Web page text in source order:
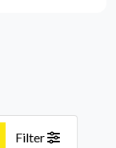
Filter